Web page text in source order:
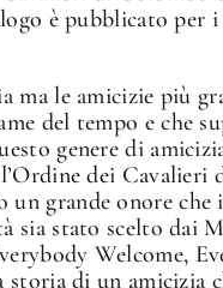
è pubblicato per
le amicizie più
del tempo e che
genere di
dei Cavalieri
un grande onore che
sia stato scelto dai
Welcome,
storia di un amicizia